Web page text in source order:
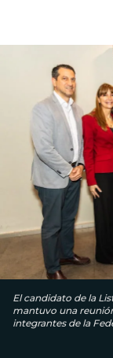
El candidato de la
mantuvo una
integrantes de la